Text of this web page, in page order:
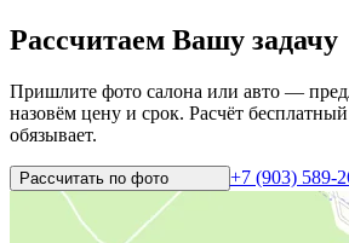
Рассчитаем Вашу задачу
Пришлите фото салона или авто —
назовём цену и срок. Расчёт
обязывает.
Рассчитать по фото +7 (903) 589-